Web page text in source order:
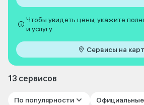
Чтобы увидеть цены, укажите
и услугу
Сервисы на
13 сервисов
По популярности